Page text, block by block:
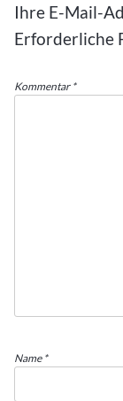
Ihre E-Mail-
Erforderliche
Kommentar *
Name *